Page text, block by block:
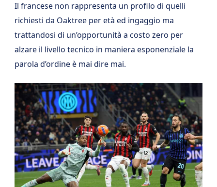
Il francese non rappresenta un profilo di quelli
richiesti da Oaktree per età ed ingaggio ma
trattandosi di un’opportunità a costo zero per
alzare il livello tecnico in maniera esponenziale la
parola d’ordine è mai dire mai.